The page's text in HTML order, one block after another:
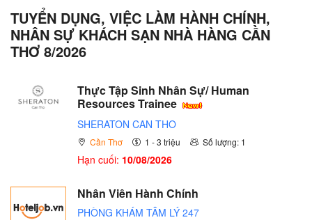
TUYỂN DỤNG, VIỆC LÀM HÀNH CHÍNH,
NHÂN SỰ KHÁCH SẠN NHÀ HÀNG CẦN
THƠ 8/2026
Thực Tập Sinh Nhân Sự/ Human
Resources Trainee
SHERATON CAN THO
Cần Thơ 1 - 3 triệu Số lượng: 1
Hạn cuối: 10/08/2026
Nhân Viên Hành Chính
PHÒNG KHÁM TÂM LÝ 247